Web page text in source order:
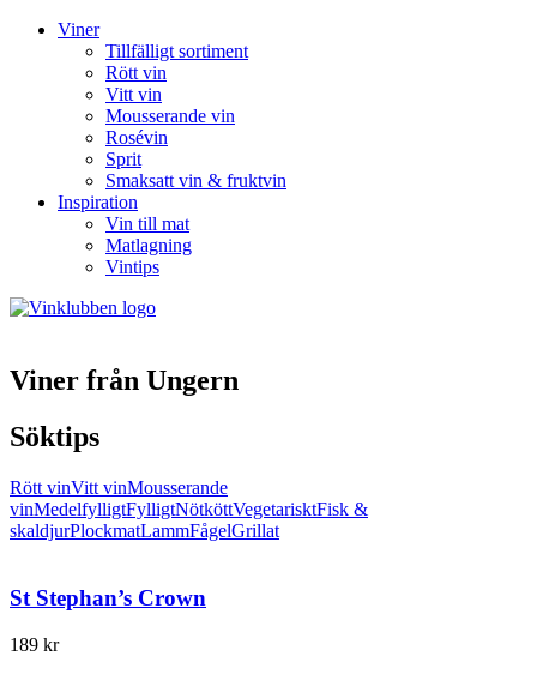
Viner
Tillfälligt sortiment
Rött vin
Vitt vin
Mousserande vin
Rosévin
Sprit
Smaksatt vin & fruktvin
Inspiration
Vin till mat
Matlagning
Vintips
Viner från Ungern
Söktips
Rött vinVitt vinMousserande
vinMedelfylligtFylligtNötköttVegetarisktFisk &
skaldjurPlockmatLammFågelGrillat
St Stephan’s Crown
189 kr